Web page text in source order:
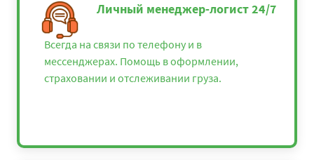
Личный менеджер-логист 24/7
Всегда на связи по телефону и в
мессенджерах. Помощь в оформлении,
страховании и отслеживании груза.